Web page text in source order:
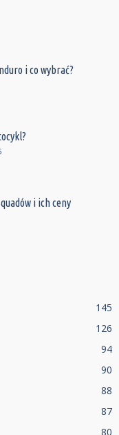
i co wybrać?
i ich ceny
145
126
94
90
88
87
80